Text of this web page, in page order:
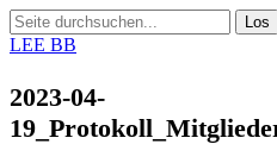
LEE BB
2023-04-